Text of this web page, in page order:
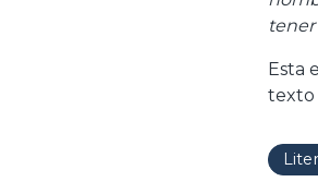
Esta
texto